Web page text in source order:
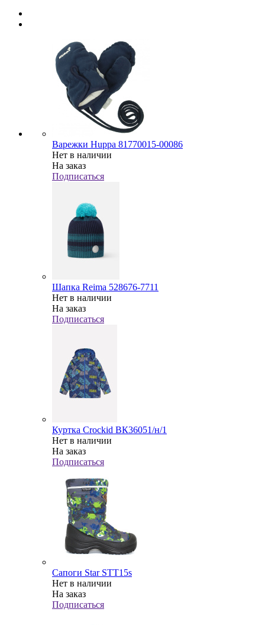
Варежки Huppa 81770015-00086
Нет в наличии
На заказ
Подписаться
Шапка Reima 528676-7711
Нет в наличии
На заказ
Подписаться
Куртка Crockid ВК36051/н/1
Нет в наличии
На заказ
Подписаться
Сапоги Star STT15s
Нет в наличии
На заказ
Подписаться